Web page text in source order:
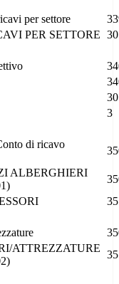
per settore
PER SETTORE 30
30
3
di ricavo
ALBERGHIERI
35
ATTREZZATURE
35